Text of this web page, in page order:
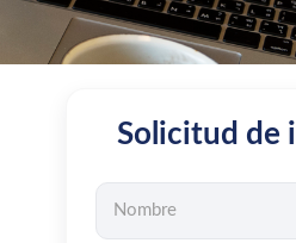
Solicitud de